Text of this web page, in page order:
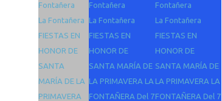
Fontañera
La Fontañera
FIESTAS EN
HONOR DE
SANTA
MARÍA DE LA
PRIMAVERA
Fontañera
La Fontañera
FIESTAS EN
HONOR DE
SANTA MARÍA DE
LA PRIMAVERA LA
FONTAÑERA Del 7
Fontañera
La Fontañera
FIESTAS EN
HONOR DE
SANTA MARÍA DE
LA PRIMAVERA LA
FONTAÑERA Del 7